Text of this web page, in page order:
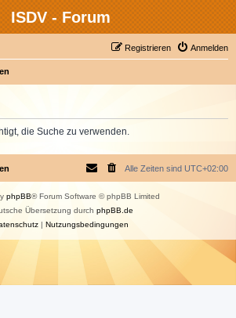
ISDV - Forum
Anmelden
Registrieren
die Suche zu verwenden.
Alle Zeiten sind UTC+02:00
phpBB® Forum Software © phpBB Limited
Übersetzung durch phpBB.de
| Nutzungsbedingungen